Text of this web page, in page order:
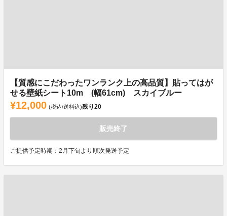
【質感にこだわったワンランク上の高品質】貼ってはが
せる壁紙シート10m (幅61cm) スカイブルー
¥12,000 (税込/送料込)残り20
販売終了
ご提供予定時期：2月下旬より順次発送予定